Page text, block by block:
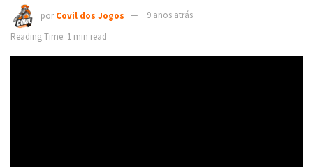
por Covil dos Jogos
9 anos atrás
Reading Time: 1 min read